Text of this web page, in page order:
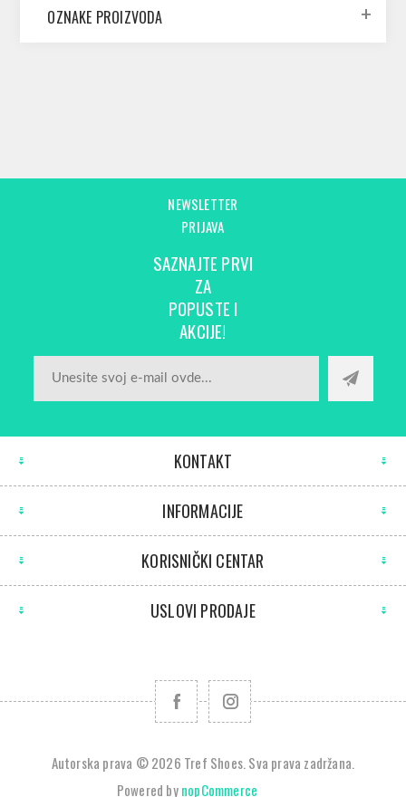
OZNAKE PROIZVODA
NEWSLETTER
PRIJAVA
SAZNAJTE PRVI
ZA
POPUSTE I
AKCIJE!
KONTAKT
INFORMACIJE
KORISNIČKI CENTAR
USLOVI PRODAJE
Autorska prava © 2026 Tref Shoes. Sva prava zadržana.
Powered bynopCommerce